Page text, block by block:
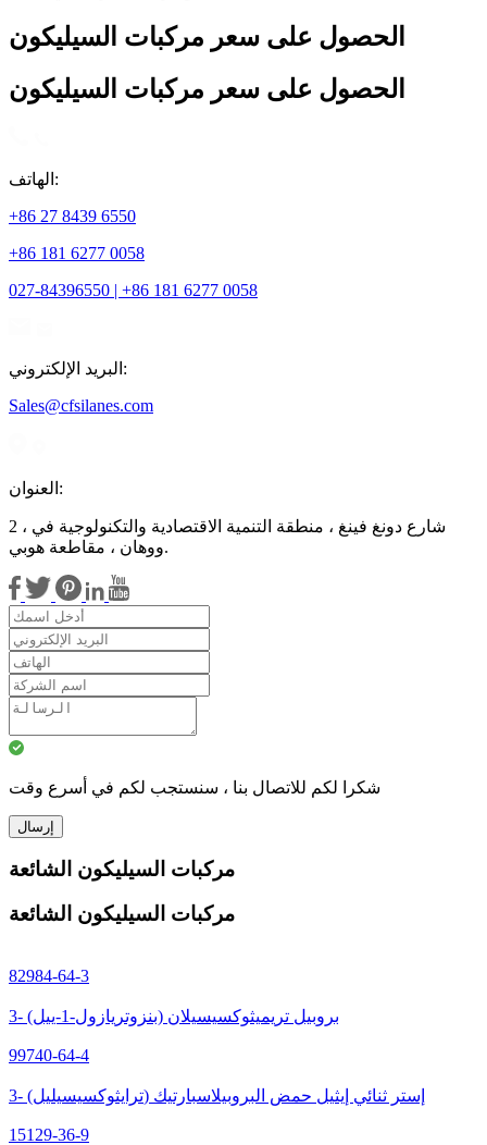
الحصول على سعر مركبات السيليكون
الحصول على سعر مركبات السيليكون
الهاتف:
+86 27 8439 6550
+86 181 6277 0058
027-84396550 | +86 181 6277 0058
البريد الإلكتروني:
Sales@cfsilanes.com
العنوان:
2 ، شارع دونغ فينغ ، منطقة التنمية الاقتصادية والتكنولوجية في
ووهان ، مقاطعة هوبي.
شكرا لكم للاتصال بنا ، سنستجب لكم في أسرع وقت
إرسال
مركبات السيليكون الشائعة
مركبات السيليكون الشائعة
82984-64-3
3- (بنزوتريازول-1-ييل) بروبيل تريميثوكسيسيلان
99740-64-4
3- (ترايثوكسيسيليل) إستر ثنائي إيثيل حمض البروبيلاسبارتيك
15129-36-9